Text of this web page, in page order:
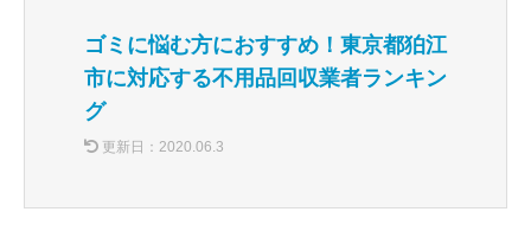
ゴミに悩む方におすすめ！東京都狛江
市に対応する不用品回収業者ランキン
グ
更新日： 2020.06.3